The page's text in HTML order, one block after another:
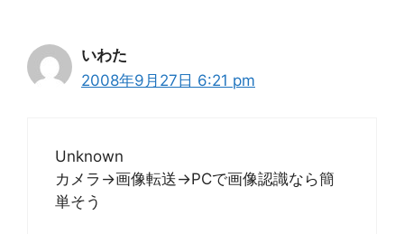
いわた
2008年9月27日 6:21 pm
Unknown
カメラ→画像転送→PCで画像認識なら簡
単そう